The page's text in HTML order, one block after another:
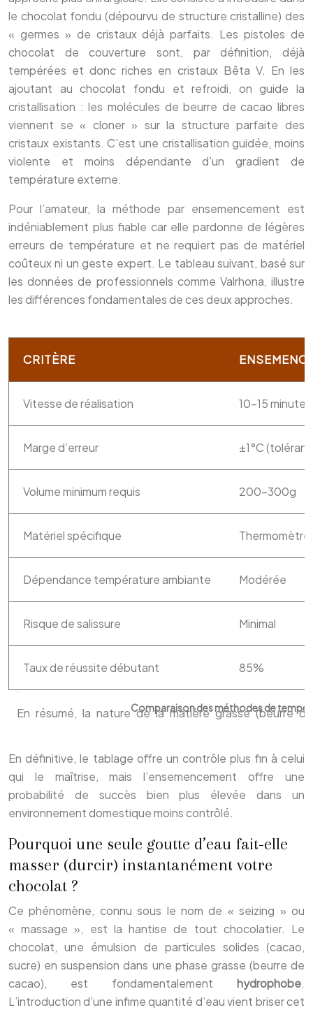
le chocolat fondu (dépourvu de structure cristalline) des
« germes » de cristaux déjà parfaits. Les pistoles de
chocolat de couverture sont, par définition, déjà
tempérées et donc riches en cristaux Bêta V. En les
ajoutant au chocolat fondu et refroidi, on guide la
cristallisation : les molécules de beurre de cacao libres
viennent se « cloner » sur la structure parfaite des
cristaux existants. C’est une cristallisation guidée, moins
violente et moins dépendante d’un gradient de
température externe.
Pour l’amateur, la méthode par ensemencement est
indéniablement plus fiable car elle pardonne de légères
erreurs de température et ne requiert pas de matériel
coûteux ni un geste expert. Le tableau suivant, basé sur
les données de professionnels comme Valrhona, illustre
les différences fondamentales de ces deux approches.
Comparaison des méthodes de
CRITÈRE
Vitesse de réalisation 10-15 minutes
Marge d’erreur ±1°C
Volume minimum requis 200-300g
Matériel spécifique
Dépendance température ambiante Modérée
Risque de salissure Minimal
Taux de réussite débutant 85%
En définitive, le tablage offre un contrôle plus fin à celui
qui le maîtrise, mais l’ensemencement offre une
probabilité de succès bien plus élevée dans un
environnement domestique moins contrôlé.
Pourquoi une seule goutte d’eau fait-elle
masser (durcir) instantanément votre
chocolat ?
Ce phénomène, connu sous le nom de « seizing » ou
« massage », est la hantise de tout chocolatier. Le
chocolat, une émulsion de particules solides (cacao,
sucre) en suspension dans une phase grasse (beurre de
cacao), est fondamentalement hydrophobe.
L’introduction d’une infime quantité d’eau vient briser cet